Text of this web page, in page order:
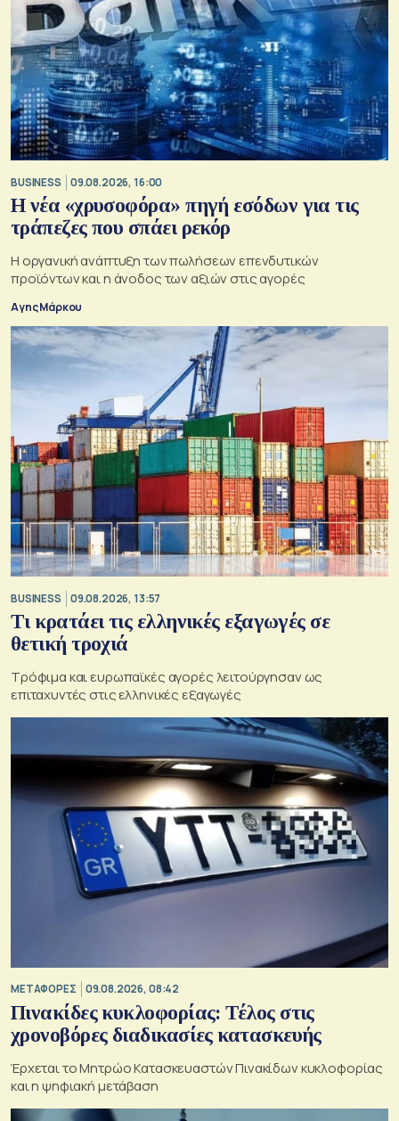
BUSINESS 09.08.2026, 16:00
Η νέα «χρυσοφόρα» πηγή εσόδων για τις
τράπεζες που σπάει ρεκόρ
Η οργανική ανάπτυξη των πωλήσεων επενδυτικών
προϊόντων και η άνοδος των αξιών στις αγορές
Αγης Μάρκου
BUSINESS 09.08.2026, 13:57
Τι κρατάει τις ελληνικές εξαγωγές σε
θετική τροχιά
Τρόφιμα και ευρωπαϊκές αγορές λειτούργησαν ως
επιταχυντές στις ελληνικές εξαγωγές
ΜΕΤΑΦΟΡΕΣ 09.08.2026, 08:42
Πινακίδες κυκλοφορίας: Τέλος στις
χρονοβόρες διαδικασίες κατασκευής
Έρχεται το Μητρώο Κατασκευαστών Πινακίδων κυκλοφορίας
και η ψηφιακή μετάβαση